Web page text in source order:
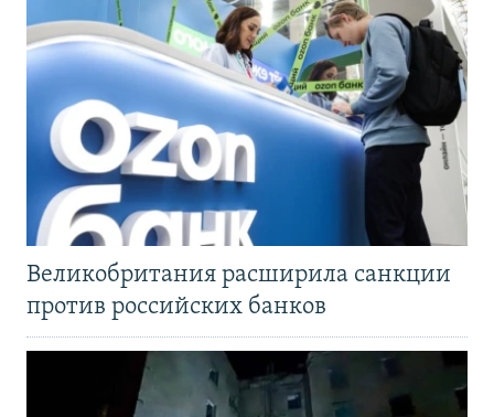
Великобритания расширила санкции
против российских банков